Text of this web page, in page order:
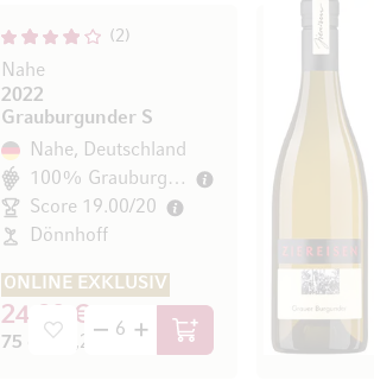
2
Nahe
2022
Grauburgunder S
Nahe, Deutschland
100% Grauburgunder
Score 19.00/20
Dönnhoff
ONLINE EXKLUSIV
24,90 €
75 cl (33,20 € / l) In den Warenkorb